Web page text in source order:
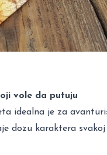
vole da putuju
idealna je za
dozu karaktera